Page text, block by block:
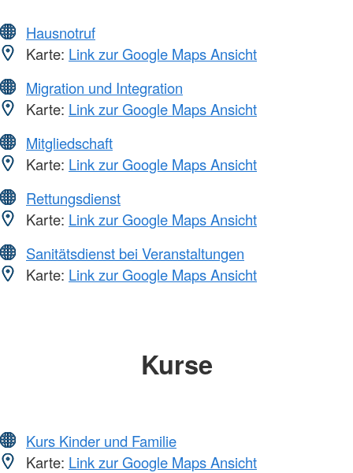
Hausnotruf
Karte: Link zur Google Maps Ansicht
Migration und Integration
Karte: Link zur Google Maps Ansicht
Mitgliedschaft
Karte: Link zur Google Maps Ansicht
Rettungsdienst
Karte: Link zur Google Maps Ansicht
Sanitätsdienst bei Veranstaltungen
Karte: Link zur Google Maps Ansicht
Kurse
Kurs Kinder und Familie
Karte: Link zur Google Maps Ansicht